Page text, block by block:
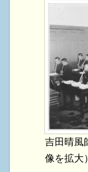
吉田晴風
像を拡大）